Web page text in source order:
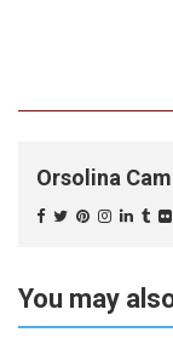
Orsolina
You may